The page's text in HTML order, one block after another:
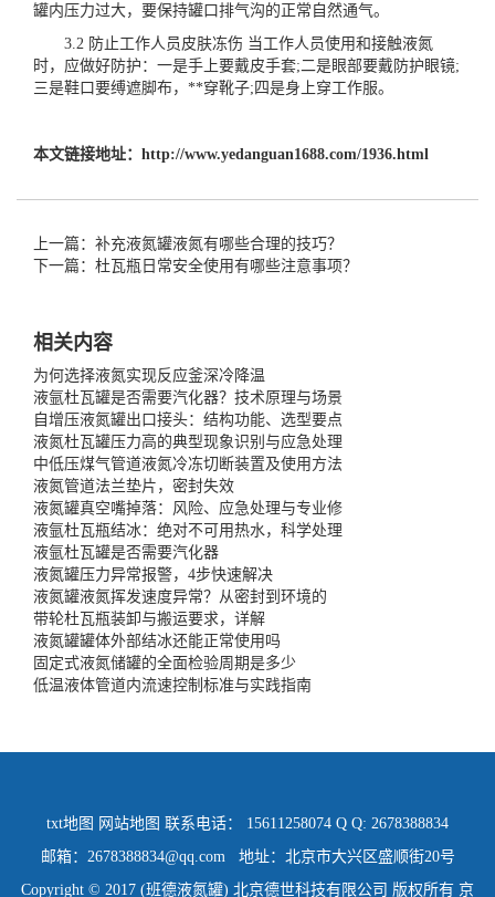
罐内压力过大，要保持罐口排气沟的正常自然通气。
3.2 防止工作人员皮肤冻伤 当工作人员使用和接触液氮
时，应做好防护：一是手上要戴皮手套;二是眼部要戴防护眼镜;
三是鞋口要缚遮脚布，**穿靴子;四是身上穿工作服。
本文链接地址： http://www.yedanguan1688.com/1936.html
上一篇：补充液氮罐液氮有哪些合理的技巧？
下一篇：杜瓦瓶日常安全使用有哪些注意事项？
相关内容
为何选择液氮实现反应釜深冷降温
液氩杜瓦罐是否需要汽化器？技术原理与场景
自增压液氮罐出口接头：结构功能、选型要点
液氮杜瓦罐压力高的典型现象识别与应急处理
中低压煤气管道液氮冷冻切断装置及使用方法
液氮管道法兰垫片，密封失效
液氮罐真空嘴掉落：风险、应急处理与专业修
液氩杜瓦瓶结冰：绝对不可用热水，科学处理
液氩杜瓦罐是否需要汽化器
液氮罐压力异常报警，4步快速解决
液氮罐液氮挥发速度异常？从密封到环境的
带轮杜瓦瓶装卸与搬运要求，详解
液氮罐罐体外部结冰还能正常使用吗
固定式液氮储罐的全面检验周期是多少
低温液体管道内流速控制标准与实践指南
txt地图 网站地图 联系电话： 15611258074 Q Q: 2678388834
邮箱：2678388834@qq.com 地址：北京市大兴区盛顺街20号
Copyright © 2017 (班德液氮罐) 北京德世科技有限公司 版权所有 京